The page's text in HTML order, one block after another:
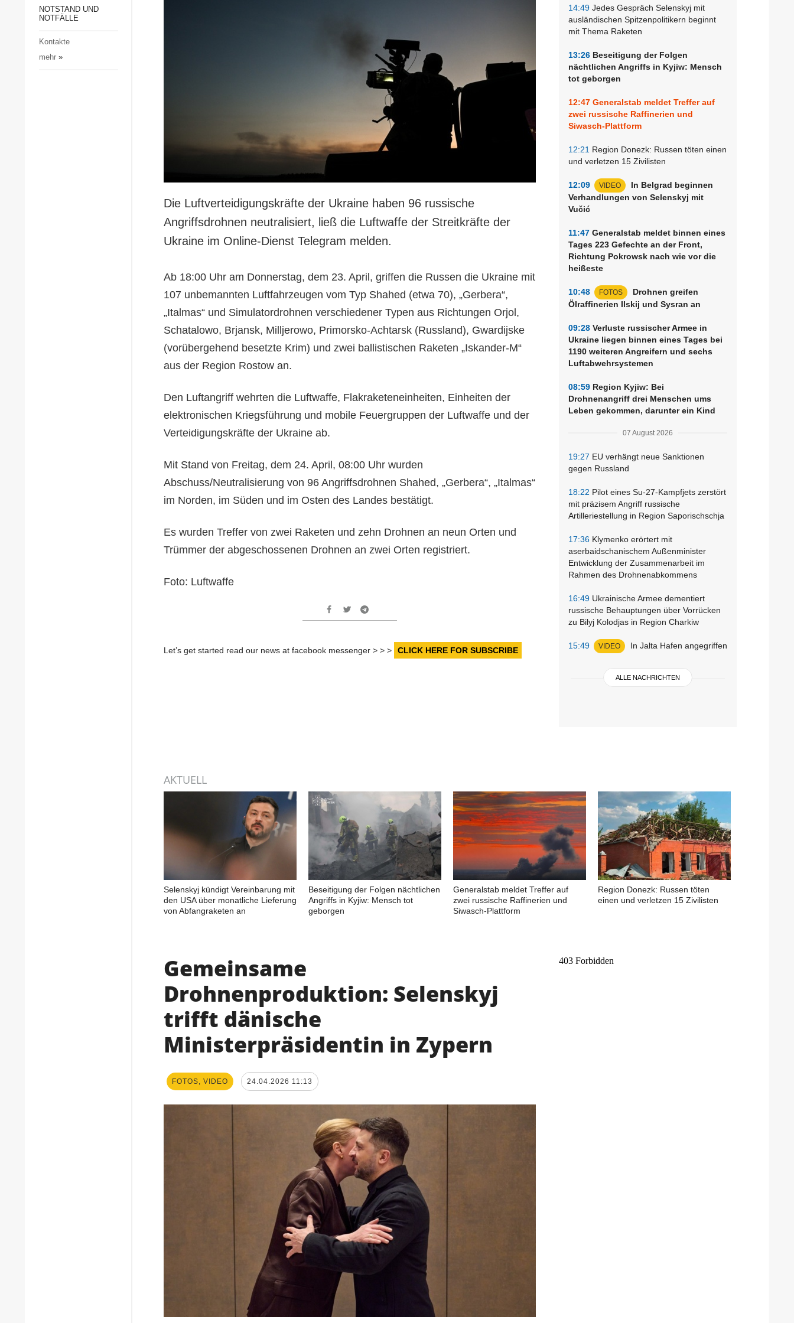
Gesellschaft und Kultur
NOTSTAND UND
NOTFÄLLE
Kontakte
mehr»
14:49 Jedes Gespräch Selenskyj mit
ausländischen Spitzenpolitikern beginnt
mit Thema Raketen
13:26 Beseitigung der Folgen
nächtlichen Angriffs in Kyjiw: Mensch
tot geborgen
12:47 Generalstab meldet Treffer auf
zwei russische Raffinerien und
Siwasch-Plattform
12:21 Region Donezk: Russen töten einen
und verletzen 15 Zivilisten
12:09 VIDEO
In Belgrad beginnen
Verhandlungen von Selenskyj mit
Vučić
11:47 Generalstab meldet binnen eines
Tages 223 Gefechte an der Front,
Richtung Pokrowsk nach wie vor die
heißeste
10:48 FOTOS
Drohnen greifen
Ölraffinerien Ilskij und Sysran an
09:28 Verluste russischer Armee in
Ukraine liegen binnen eines Tages bei
1190 weiteren Angreifern und sechs
Luftabwehrsystemen
08:59 Region Kyjiw: Bei
Drohnenangriff drei Menschen ums
Leben gekommen, darunter ein Kind
07 August 2026
19:27 EU verhängt neue Sanktionen
gegen Russland
18:22 Pilot eines Su-27-Kampfjets zerstört
mit präzisem Angriff russische
Artilleriestellung in Region Saporischschja
17:36 Klymenko erörtert mit
aserbaidschanischem Außenminister
Entwicklung der Zusammenarbeit im
Rahmen des Drohnenabkommens
16:49 Ukrainische Armee dementiert
russische Behauptungen über Vorrücken
zu Bilyj Kolodjas in Region Charkiw
15:49 VIDEO In Jalta Hafen angegriffen
ALLE NACHRICHTEN
Die Luftverteidigungskräfte der Ukraine haben 96 russische
Angriffsdrohnen neutralisiert, ließ die Luftwaffe der Streitkräfte der
Ukraine im Online-Dienst Telegram melden.
Ab 18:00 Uhr am Donnerstag, dem 23. April, griffen die Russen die Ukraine mit
107 unbemannten Luftfahrzeugen vom Typ Shahed (etwa 70), „Gerbera“,
„Italmas“ und Simulatordrohnen verschiedener Typen aus Richtungen Orjol,
Schatalowo, Brjansk, Milljerowo, Primorsko-Achtarsk (Russland), Gwardijske
(vorübergehend besetzte Krim) und zwei ballistischen Raketen „Iskander-M“
aus der Region Rostow an.
Den Luftangriff wehrten die Luftwaffe, Flakraketeneinheiten, Einheiten der
elektronischen Kriegsführung und mobile Feuergruppen der Luftwaffe und der
Verteidigungskräfte der Ukraine ab.
Mit Stand von Freitag, dem 24. April, 08:00 Uhr wurden
Abschuss/Neutralisierung von 96 Angriffsdrohnen Shahed, „Gerbera“, „Italmas“
im Norden, im Süden und im Osten des Landes bestätigt.
Es wurden Treffer von zwei Raketen und zehn Drohnen an neun Orten und
Trümmer der abgeschossenen Drohnen an zwei Orten registriert.
Foto: Luftwaffe
Let’s get started read our news at facebook messenger > > > CLICK HERE FOR SUBSCRIBE
AKTUELL
Selenskyj kündigt Vereinbarung mit
den USA über monatliche Lieferung
von Abfangraketen an
Beseitigung der Folgen nächtlichen
Angriffs in Kyjiw: Mensch tot
geborgen
Generalstab meldet Treffer auf
zwei russische Raffinerien und
Siwasch-Plattform
Region Donezk: Russen töten
einen und verletzen 15 Zivilisten
Gemeinsame
Drohnenproduktion: Selenskyj
trifft dänische
Ministerpräsidentin in Zypern
FOTOS, VIDEO 24.04.2026 11:13